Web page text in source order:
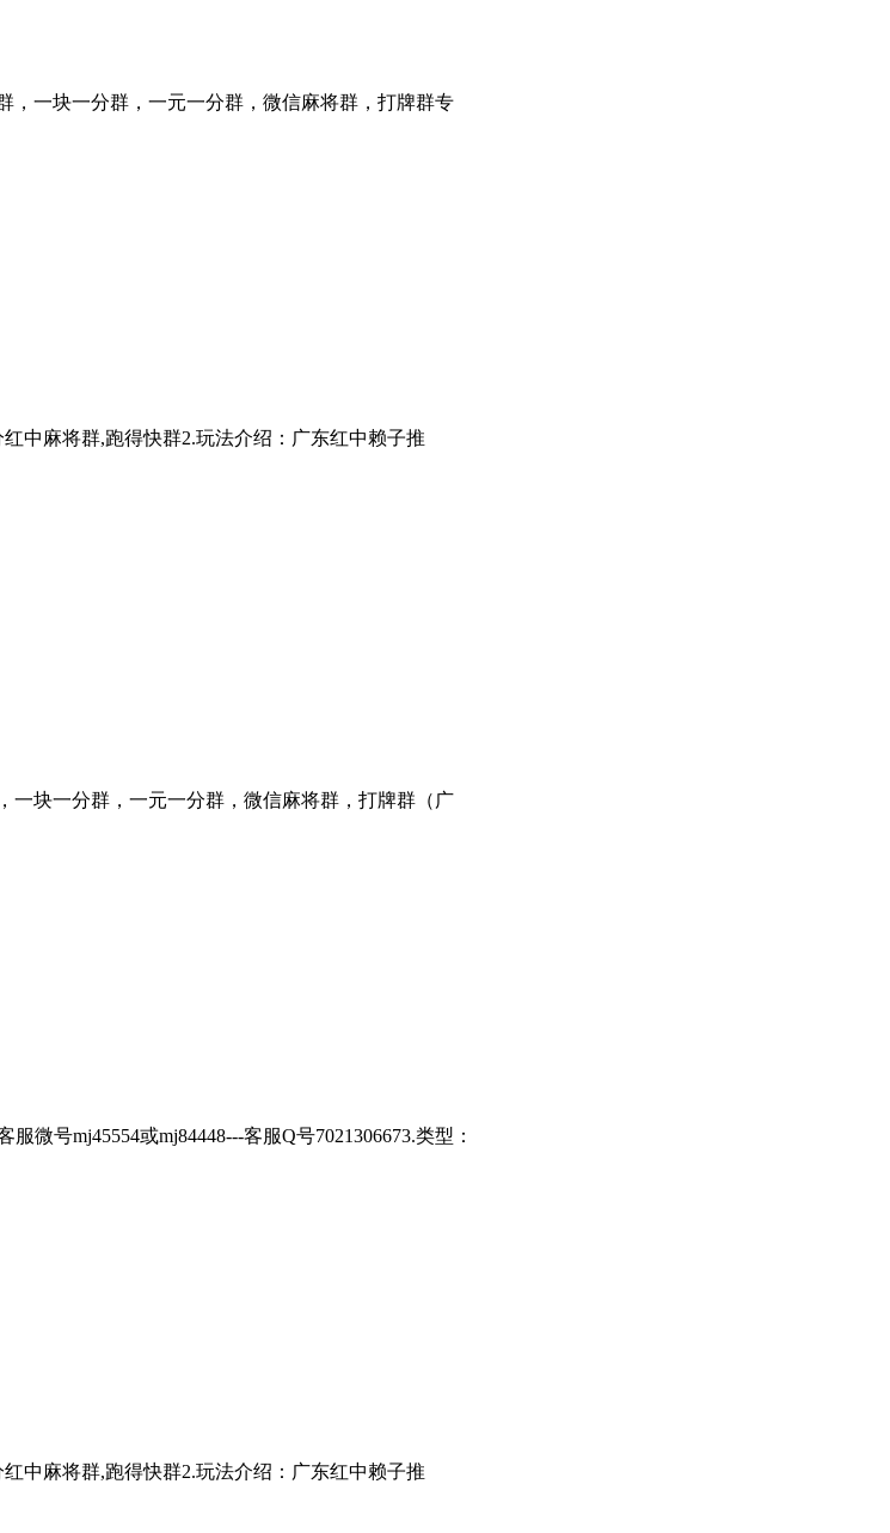
，一块一分群，一元一分群，微信麻将群，打牌群专
红中麻将群,跑得快群2.玩法介绍：广东红中赖子推
一块一分群，一元一分群，微信麻将群，打牌群（广
号mj45554或mj84448---客服Q号7021306673.类型：
红中麻将群,跑得快群2.玩法介绍：广东红中赖子推